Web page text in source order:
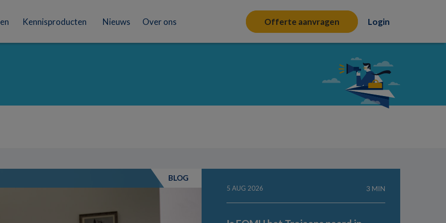
Kennisproducten Nieuws Over ons Offerte aanvragen Login
BLOG
5 AUG 2026 3 MIN